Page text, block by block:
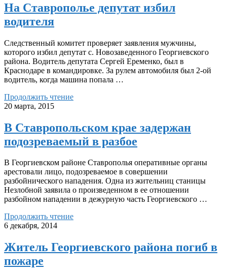
На Ставрополье депутат избил
водителя
Следственный комитет проверяет заявления мужчины,
которого избил депутат с. Новозаведенного Георгиевского
района. Водитель депутата Сергей Еременко, был в
Краснодаре в командировке. За рулем автомобиля был 2-ой
водитель, когда машина попала …
Продолжить чтение
20 марта, 2015
В Ставропольском крае задержан
подозреваемый в разбое
В Георгиевском районе Ставрополья оперативные органы
арестовали лицо, подозреваемое в совершении
разбойнического нападения. Одна из жительниц станицы
Незлобной заявила о произведенном в ее отношении
разбойном нападении в дежурную часть Георгиевского …
Продолжить чтение
6 декабря, 2014
Житель Георгиевского района погиб в
пожаре